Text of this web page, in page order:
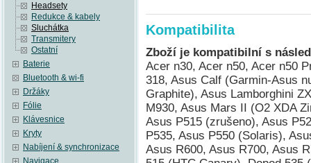
Headsety
Redukce & kabely
Sluchátka
Transmitery
Ostatní
Baterie
Bluetooth & wi-fi
Držáky
Fólie
Klávesnice
Kryty
Nabíjení & synchronizace
Navigace
Kompatibilita
Zboží je kompatibilní s
Acer n30, Acer n50, Acer n50 Premium, Acer Tempo DX900, AnyDATA ASP-318, Asus Calf (Garmin-Asus nuvifone G60), Asus Jupiter (O2 XDA Graphite), Asus Lamborghini ZX1, Asus M530w (Aries), Asus M536, Asus M930, Asus Mars II (O2 XDA Zinc), Asus P320 (Galaxy Mini), Asus P505, Asus P515 (zrušeno), Asus P525, Asus P526 (Pegasus), Asus P527, Asus P535, Asus P550 (Solaris), Asus P560, Asus P735, Asus P750, Asus R300, Asus R600, Asus R700, Asus R700t, BenQ P50, BenQ Siemens P51, Dopod 515 (HTC Canary), Dopod 535 (HTC Voyager, Qtek 8060/8080, i-mate SP2, O2 Xphone), Dopod 565 (HTC Typhoon, Qtek 8010, i-mate SP3), Dopod 566 (HTC Hurricane/Robbie, Qtek 8200, SDA II, SPV C550), Dopod 575 (HTC Feeler, Qtek 8020, i-mate SP3i, O2 Xphone II), Dopod 585 (HTC Amadeus, O2 Xphone IIm, T-Mobile SDA Music), Dopod 586 (HTC Hurricane/Robbie, Qtek 8200, SDA II, SPV C550), Dopod 686 (HTC Wallaby, Qtek 1010/1020, T-Mobile MDA, O2 XDA), Dopod 696 (HTC Himalaya, i-mate Pocket PC Phone Edition, Qtek 2020/2060, O2 XDA II, T-Mobile MDA II, Orang, Dopod 696i (HTC Himalaya, i-mate Pocket PC Phone Edition, Qtek 2020/2060, O2 XDA II, T-Mobile MDA II, Oran, Dopod 699 (HTC Alpine, Qtek 2020i, i-mate PDA2 Pocket PC, O2 XDA IIi), Dopod 700 (HTC Blue Angel, T-Mobile MDA III, Qtek 9090, i-mate PDA2k, O2 XDA III, XDA IIs), Dopod 818 (HTC Magician, Qtek S100/S110, O2 XDA II mini/mini Black, MDA Compact, i-mate New JAM/JAM Limit, Dopod 818 Pro (HTC Prophet, i-mate JAMin, Qtek S200, O2 XDA Neo), Dopod 828+ (HTC Magician Refresh), Dopod 830 (HTC Prophet, Qtek S200, i-mate JAMin, O2 XDA Neo), Dopod 838 (HTC Wizard 110, Qtek A9100), Dopod D818c (HTC Wave), E-TEN Glofiish DX900, E-TEN Glofiish M700, E-TEN Glofiish M800, E-TEN Glofiish V900, E-TEN Glofiish X500, E-TEN Glofiish X500+, E-TEN Glofiish X600, E-TEN Glofiish X610, E-TEN Glofiish X650, E-TEN Glofiish X800, E-TEN Glofiish X900, E-TEN InfoTouch G500, E-TEN InfoTouch G500+, E-TEN InfoTouch M500 (TORQ P100), E-TEN InfoTouch M550, E-TEN InfoTouch M600, E-TEN InfoTouch M600+, E-TEN InfoTouch P300, E-TEN InfoTouch P300B, E-TEN InfoTouch P600, E-TEN InfoTouch P603, E-TEN InfoTouch P610, E-TEN InfoTouch P700, Garmin-Asus nuvifone G60 (Asus Calf), Gigabyte g-Smart, Gigabyte GSmart MS800, Gigabyte GSmart MS802, Gigabyte GSmart MS820, Gigabyte GSmart MW700, Gigabyte GSmart MW702, Handspring Treo 600, Handspring Treo 610, HP iPAQ 500, HP iPAQ 510, HP iPAQ 512, HP iPAQ 514, HP iPAQ 518, HP iPAQ Data Messenger, HP iPAQ h1910, HP iPAQ h1915, HP iPAQ h1930, HP iPAQ h1935, HP iPAQ h1937, HP iPAQ h1940, HP iPAQ h1945, HP iPAQ h2200, HP iPAQ hw6510 (HTC Beetles), HP iPAQ hw6515 (HTC Beetles), HP iPAQ hw6910 (HTC Sable), HP iPAQ hw6915 (HTC Sable), HP iPAQ hw6920 (HTC Sable), HP iPAQ hw6925 (HTC Sable), HP iPAQ hw6940 (HTC Sable), HP iPAQ hw6945 (HTC Sable), HP iPAQ hw6950, HP iPAQ hw6960, HP iPAQ hw6965 (HTC Sable), HP iPAQ rw6100, HP iPAQ rw6812, HP iPAQ rw6815, HP iPAQ rw6818, HP iPAQ rw6828, HP iPAQ Voice Messenger (HP Silver), HTC Alpine (Qtek 2020i, Dopod 699, i-mate PDA2 Pocket PC, O2 XDA IIi), HTC Amadeus (Dopod 585, O2 Xphone IIm, T-Mobile SDA Music), HTC Apache (PPC-6700), HTC Beetles (HP iPAQ hw6510/6515), HTC Blue Angel (T-Mobile MDA III, Qtek 9090, Dopod 700, i-mate PDA2k, O2 XDA III/XDA IIs), HTC Canary (Dopod 515, Orange SPV), HTC Charmer (MDA Compact II), HTC Cheetah (Palm Treo 750/750v), HTC Douton (i-mate SP4m), HTC Falcon (Audiovox PPC 5050), HTC Feeler (Qtek 8020, Dopod 575, i-mate SP3i, O2 Xphone II), HTC Harrier (Audiovox PPC-6600/PPC-6601/XV6600, i-mate PDA2k EVDO), HTC Himalaya (Qtek 2020/2060, O2 XDA II, T-Mobile MDA II, Dopod 696/696i, Orange SPV M1000), HTC Hurricane (HTC Robbie, Qtek 8200, SDA II, Dopod 566/586, SPV C550), HTC Magician (Qtek S100/S110, O2 XDA II mini/mini Black, MDA Compact, i-mate New JAM/JAM Limited Edition, HTC Magician Refresh (Krome Spy, Dopod 828+), HTC Monet (S320), HTC Prophet (Qtek S200, Dopod 830/818 Pro, i-mate JAMin, O2 XDA Neo), HTC Robbie (T-Mobile SDA II), HTC Sable (iPAQ hw6910/hw6915/hw6920/hw6925/hw6940/hw6945/hw6965),